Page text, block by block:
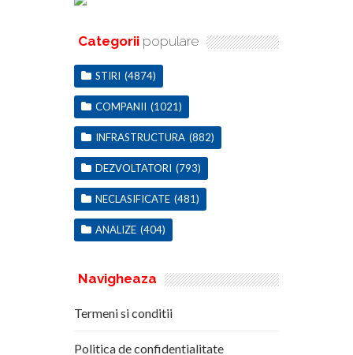
Categorii populare
STIRI (4874)
COMPANII (1021)
INFRASTRUCTURA (882)
DEZVOLTATORI (793)
NECLASIFICATE (481)
ANALIZE (404)
Navigheaza
Termeni si conditii
Politica de confidentialitate